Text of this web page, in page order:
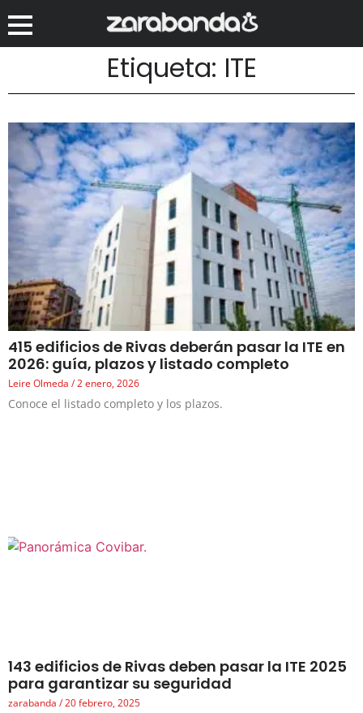
Etiqueta: ITE
415 edificios de Rivas deberán pasar la ITE en
2026: guía, plazos y listado completo
Leire Olmeda 2 enero, 2026
Conoce el listado completo y los plazos.
143 edificios de Rivas deben pasar la ITE 2025
para garantizar su seguridad
zarabanda 20 febrero, 2025